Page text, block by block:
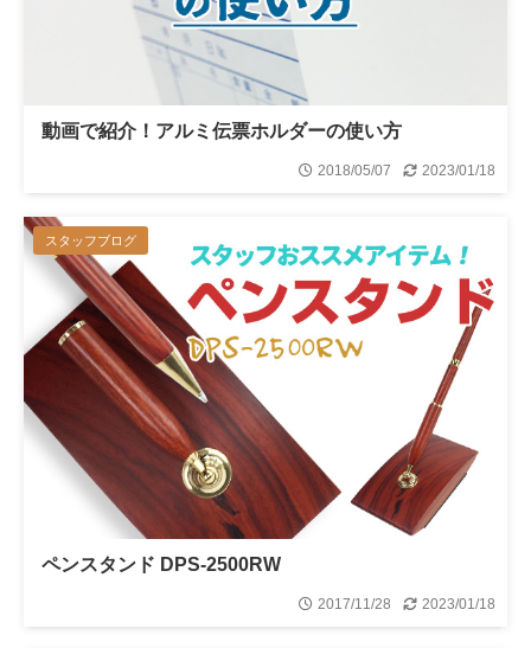
動画で紹介！アルミ伝票ホルダーの使い方
2018/05/07 2023/01/18
スタッフブログ
ペンスタンド DPS-2500RW
2017/11/28 2023/01/18